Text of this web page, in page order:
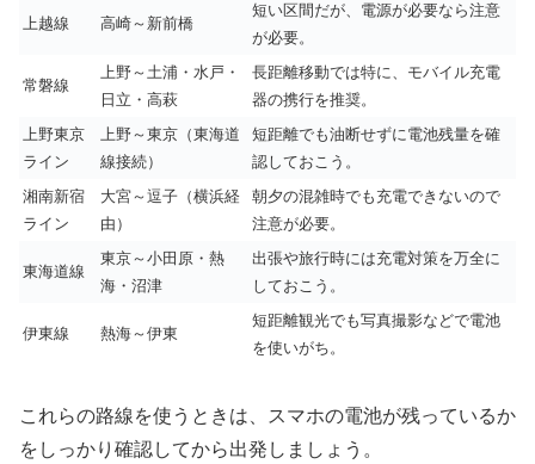
上越線 高崎～新前橋
短い区間だが、電源が必要なら注意
が必要。
常磐線
上野～土浦・水戸・
日立・高萩
長距離移動では特に、モバイル充電
器の携行を推奨。
上野東京
ライン
上野～東京（東海道
線接続）
短距離でも油断せずに電池残量を確
認しておこう。
湘南新宿
ライン
大宮～逗子（横浜経
由）
朝夕の混雑時でも充電できないので
注意が必要。
東海道線
東京～小田原・熱
海・沼津
出張や旅行時には充電対策を万全に
しておこう。
伊東線 熱海～伊東
短距離観光でも写真撮影などで電池
を使いがち。
これらの路線を使うときは、スマホの電池が残っているか
をしっかり確認してから出発しましょう。